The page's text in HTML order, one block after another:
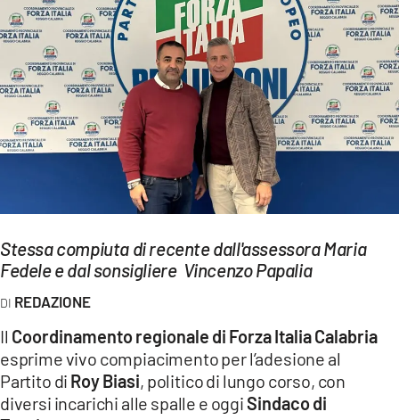
SOCIETÀ
CULTURA
ECONOMIA E LAVORO
EVENTI
Streaming
LAC TV
LaC
Network
Stessa compiuta di recente dall'assessora Maria
Fedele e dal sonsigliere Vincenzo Papalia
REDAZIONE
Il Coordinamento regionale di Forza Italia Calabria
esprime vivo compiacimento per l’adesione al
Partito di Roy Biasi, politico di lungo corso, con
diversi incarichi alle spalle e oggiSindaco di